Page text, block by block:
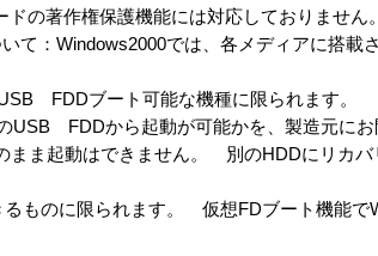
の著作権保護機能には対応しておりません。
て：Windows2000では、各メディアに搭載
FDDブート可能な機種に限られます。
USB FDDから起動が可能かを、製造元にお
ま起動はできません。 別のHDDにリカバ
ものに限られます。 仮想FDブート機能で